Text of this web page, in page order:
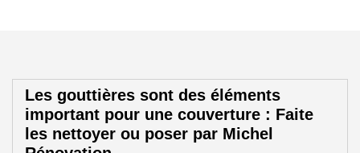
Les gouttières sont des éléments
important pour une couverture : Faite
les nettoyer ou poser par Michel